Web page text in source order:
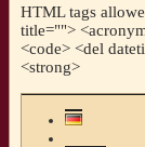
HTML tags
title="">
<code> <del
<strong>